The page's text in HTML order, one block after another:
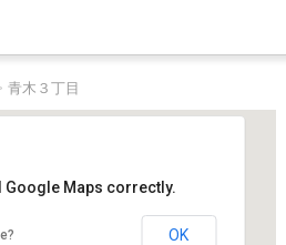
青木３丁目
Google Maps correctly.
OK